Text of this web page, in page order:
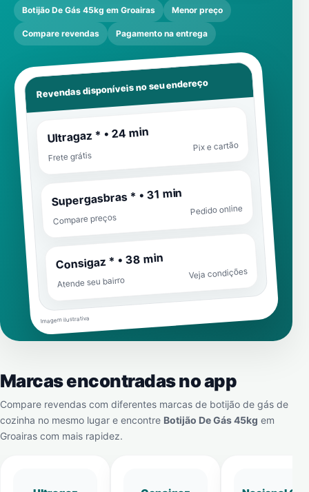
Botijão De Gás 45kg em Groairas Menor preço
Compare revendas Pagamento na entrega
Revendas disponíveis no seu endereço
Ultragaz * • 24 min
Frete grátis
Pix e cartão
Supergasbras * • 31 min
Compare preços
Pedido online
Consigaz * • 38 min
Atende seu bairro
Veja condições
Imagem ilustrativa
Marcas encontradas no app
Compare revendas com diferentes marcas de botijão de gás de
cozinha no mesmo lugar e encontre Botijão De Gás 45kg em
Groairas com mais rapidez.